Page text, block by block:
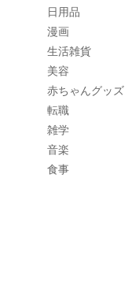
日用品
漫画
生活雑貨
美容
赤ちゃんグッズ
転職
雑学
音楽
食事